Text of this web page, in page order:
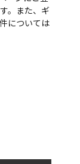
。また、ギ
については